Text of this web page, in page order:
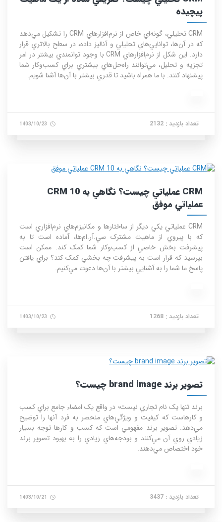
پيچيده
CRM تحليلي، گونه‌اي خاص از نرم‌افزارهاي CRM را تشکيل مي‌دهد
که در آن‌ها، توانايي‌هاي تحليلي و آناليز داده، در سطح بالاتري قرار
دارد. اين شکل از نرم‌افزارهاي CRM با وجود توانمندي بيشتر در امر
تجزيه و تحليل، مي‌توانند راه‌حل‌هاي بيشتري براي کسب‌وکار شما
پيشنهاد کنند. با ما همراه باشيد تا قدري بيشتر با آن‌ها آشنا شويم.
تعداد بازدید : 2132
CRM عملياتي چيست؟ نگاهي به 10 CRM
عملياتي موفق
CRM عملياتي يکي ديگر از ساختارها و مکانيزم‌هاي نرم‌افزاري است
که با پيروي از ماهيت مشترک سي.آر.ام‌ها، آماده است تا به
پيشرفت بخش خاصي از کسب‌وکار شما کمک کند. ممکن است
بپرسيد که قرار است به پيشرفت چه بخشي کمک کند؟ براي يافتن
پاسخ ما شما را به آشنايي بيشتر با آن‌ها دعوت مي‌کنيم.
تعداد بازدید : 1268
تصوير برند brand image چيست؟
برند تنها يک نام تجاري نيست؛ در واقع يک امضاء جامع براي کسب
و کارهاست که کيفيت و ويژگي‌هاي منحصر به فرد آنها را توضيح
مي‌دهد. تصوير برند مفهومي است که کسب و کارها توجه بسيار
زيادي روي آن مي‌کنند و بودجه‌هاي زيادي را به بهبود تصوير برند
خود اختصاص مي‌دهند.
تعداد بازدید : 3437